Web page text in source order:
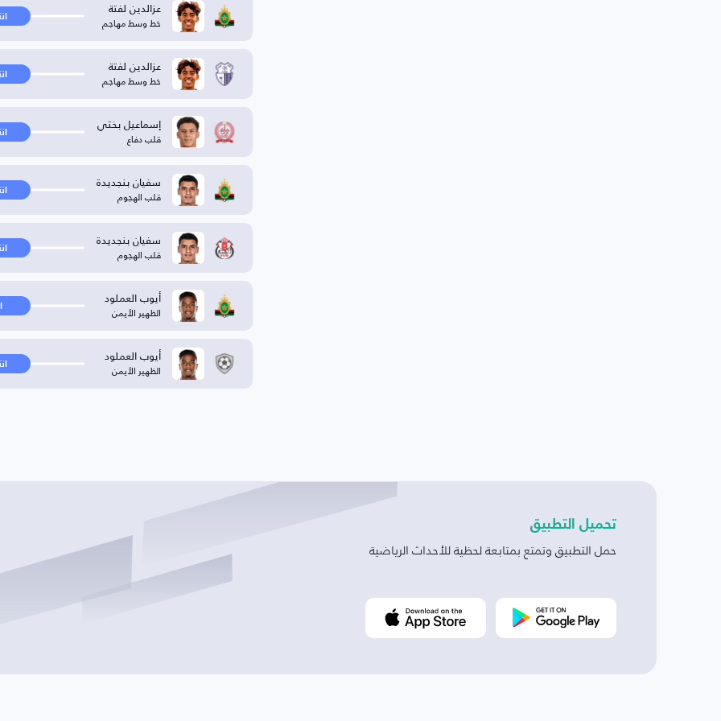
عزالدين لفتة
خط وسط مهاجم
عزالدين لفتة
خط وسط مهاجم
إسماعيل بختي
قلب دفاع
سفيان بنجديدة
قلب الهجوم
سفيان بنجديدة
قلب الهجوم
أيوب العملود
الظهير الأيمن
أيوب العملود
الظهير الأيمن
تحميل التطبيق
حمل التطبيق وتمتع بمتابعة لحظية للأحداث الرياضية